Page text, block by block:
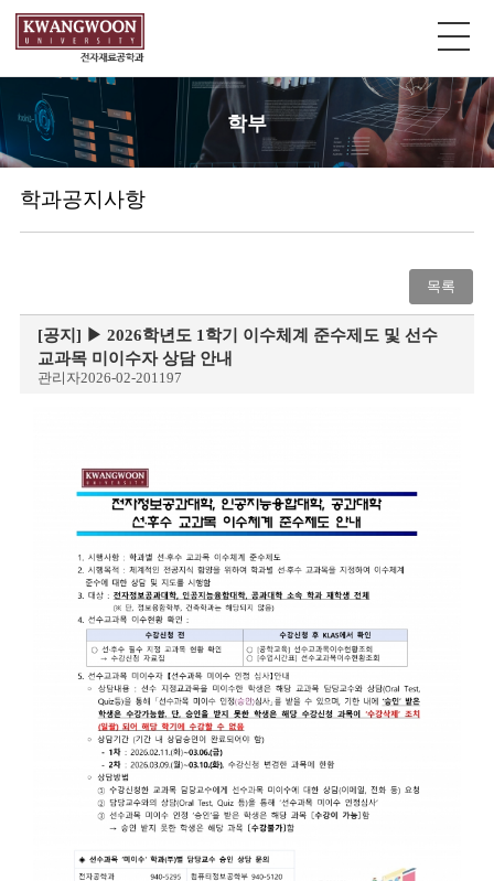
학부
학과공지사항
목록
[공지]
▶ 2026학년도 1학기 이수체계 준수제도 및 선수
교과목 미이수자 상담 안내
관리자2026-02-201197